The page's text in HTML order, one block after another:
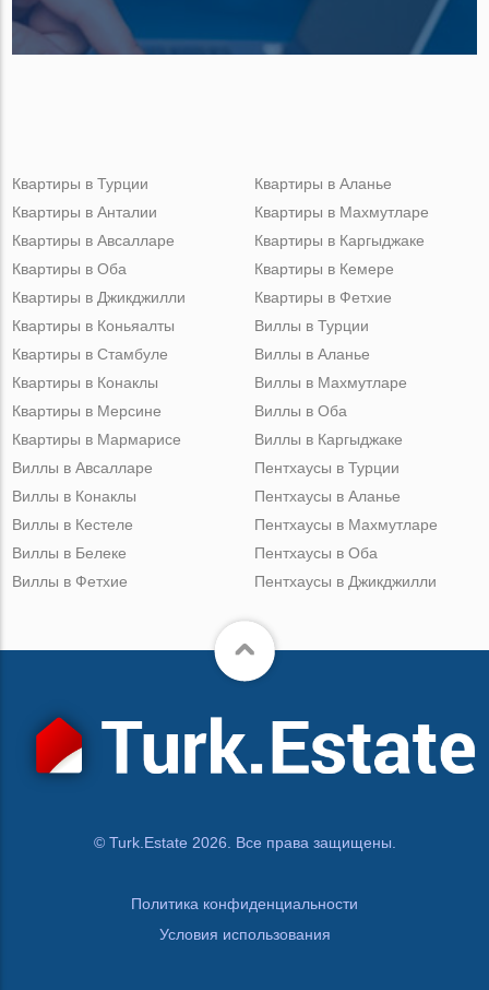
Квартиры в Турции
Квартиры в Анталии
Квартиры в Авсалларе
Квартиры в Оба
Квартиры в Джикджилли
Квартиры в Аланье
Квартиры в Махмутларе
Квартиры в Каргыджаке
Квартиры в Кемере
Квартиры в Фетхие
Квартиры в Коньяалты
Квартиры в Стамбуле
Квартиры в Конаклы
Квартиры в Мерсине
Квартиры в Мармарисе
Виллы в Турции
Виллы в Аланье
Виллы в Махмутларе
Виллы в Оба
Виллы в Каргыджаке
Виллы в Авсалларе
Виллы в Конаклы
Виллы в Кестеле
Виллы в Белеке
Виллы в Фетхие
Пентхаусы в Турции
Пентхаусы в Аланье
Пентхаусы в Махмутларе
Пентхаусы в Оба
Пентхаусы в Джикджилли
© Turk.Estate 2026. Все права защищены.
Политика конфиденциальности
Условия использования